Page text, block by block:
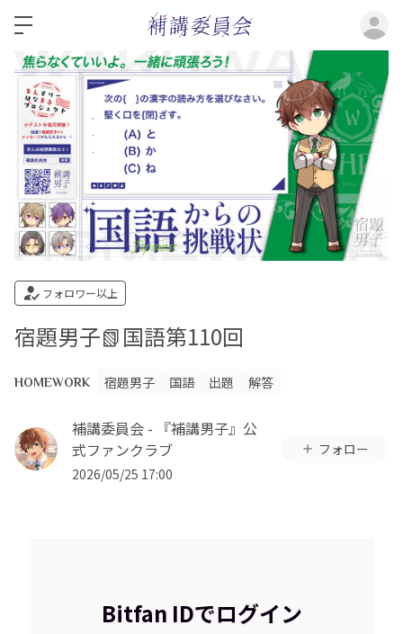
フォロワー以上
宿題男子📗国語第110回
HOMEWORK 宿題男子 国語 出題 解答
補講委員会 - 『補講男子』公
式ファンクラブ
2026/05/25 17:00
フォロー
Bitfan IDでログイン